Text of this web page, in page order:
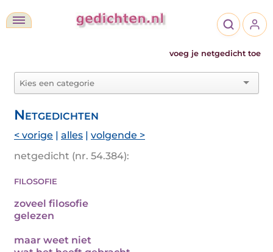
voeg je netgedicht toe
Netgedichten
< vorige | alles | volgende >
netgedicht (nr. 54.384):
filosofie
zoveel filosofie
gelezen
maar weet niet